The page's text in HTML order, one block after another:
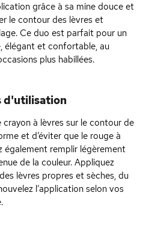
grâce à sa mine douce et
le contour des lèvres et
Ce duo est parfait pour un
élégant et confortable, au
plus habillées.
d'utilisation
à lèvres sur le contour de
et d’éviter que le rouge à
également remplir légèrement
de la couleur. Appliquez
lèvres propres et sèches, du
l’application selon vos